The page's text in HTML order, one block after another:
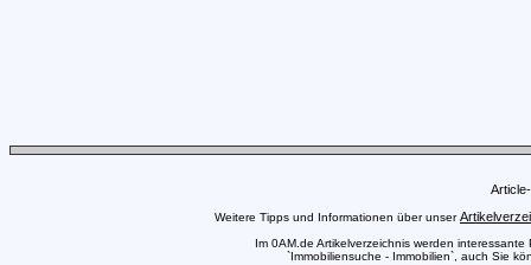
Weitere Tipps und Informationen über unser
Im 0AM.de Artikelverzeichnis werden
`Immobiliensuche - Immobilien`, auch Sie